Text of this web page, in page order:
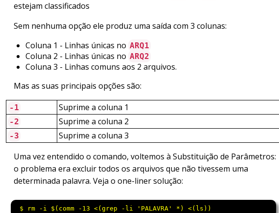
estejam classificados
Sem nenhuma opção ele produz uma saída com 3 colunas:
Coluna 1 - Linhas únicas no ARQ1
Coluna 2 - Linhas únicas no ARQ2
Coluna 3 - Linhas comuns aos 2 arquivos.
Mas as suas principais opções são:
-1 Suprime a coluna 1
-2 Suprime a coluna 2
-3
Suprime a coluna 3
Uma vez entendido o comando, voltemos à Substituição de Parâmetros:
o problema era excluir todos os arquivos que não tivessem uma
determinada palavra. Veja o one-liner solução:
$ rm -i $(comm -13 <(grep -li 'PALAVRA' *) <(ls))